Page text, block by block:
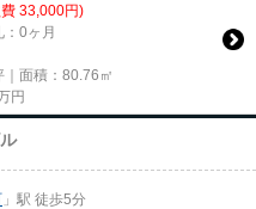
33,000円)
：0ヶ月
面積：80.76㎡
円
」駅 徒歩5分